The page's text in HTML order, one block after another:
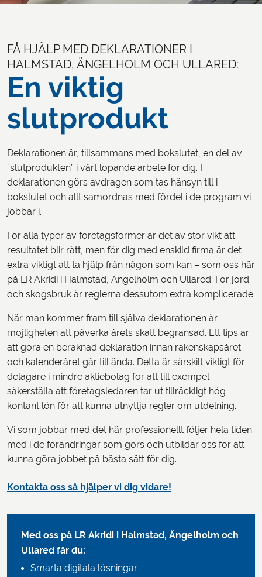
FÅ HJÄLP MED DEKLARATIONER I
HALMSTAD, ÄNGELHOLM OCH ULLARED:
En viktig
slutprodukt
Deklarationen är, tillsammans med bokslutet, en del av
”slutprodukten” i vårt löpande arbete för dig. I
deklarationen görs avdragen som tas hänsyn till i
bokslutet och allt samordnas med fördel i de program vi
jobbar i.
För alla typer av företagsformer är det av stor vikt att
resultatet blir rätt, men för dig med enskild firma är det
extra viktigt att ta hjälp från någon som kan – som oss här
på LR Akridi i Halmstad, Ängelholm och Ullared. För jord-
och skogsbruk är reglerna dessutom extra komplicerade.
När man kommer fram till själva deklarationen är
möjligheten att påverka årets skatt begränsad. Ett tips är
att göra en beräknad deklaration innan räkenskapsåret
och kalenderåret går till ända. Detta är särskilt viktigt för
delägare i mindre aktiebolag för att till exempel
säkerställa att företagsledaren tar ut tillräckligt hög
kontant lön för att kunna utnyttja regler om utdelning.
Vi som jobbar med det här professionellt följer hela tiden
med i de förändringar som görs och utbildar oss för att
kunna göra jobbet på bästa sätt för dig.
Kontakta oss så hjälper vi dig vidare!
Med oss på LR Akridi i Halmstad, Ängelholm och
Ullared får du:
Smarta digitala lösningar